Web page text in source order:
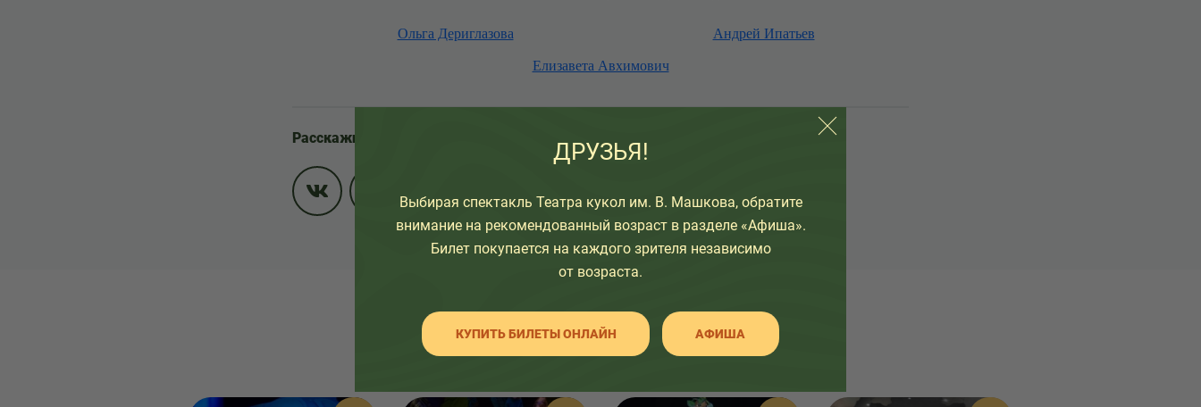
Ольга Дериглазова Андрей Ипатьев
Елизавета Авхимович
Расскажите друзьям:
Посмотрите также
ДРУЗЬЯ!
Выбирая спектакль Театра кукол им. В. Машкова, обратите
внимание на рекомендованный возраст в разделе «Афиша».
Билет покупается на каждого зрителя независимо
от возраста.
КУПИТЬ БИЛЕТЫ ОНЛАЙН АФИША